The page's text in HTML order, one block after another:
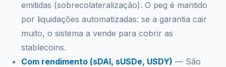
emitidas (sobrecolateralização). O peg é mantido
por liquidações automatizadas: se a garantia cair
muito, o sistema a vende para cobrir as
stablecoins.
Com rendimento (sDAI, sUSDe, USDY) — São